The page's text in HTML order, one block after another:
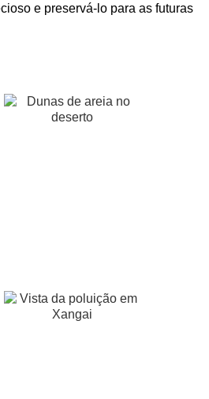
e preservá-lo para as futuras